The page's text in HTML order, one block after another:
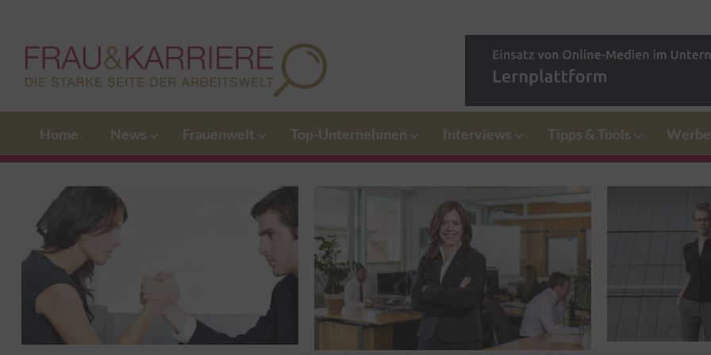
Home News Frauenwelt Top-Unternehmen Interviews Tipps & Tools